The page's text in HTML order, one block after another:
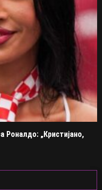
Роналдо: „Кристијано,